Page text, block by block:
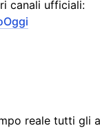
canali ufficiali:
reale tutti gli